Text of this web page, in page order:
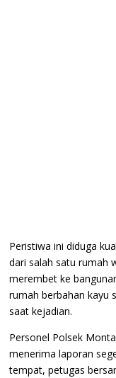
Peristiwa ini diduga
dari salah satu rumah
merembet ke
rumah berbahan kayu
saat kejadian.
Personel Polsek
menerima laporan
tempat, petugas